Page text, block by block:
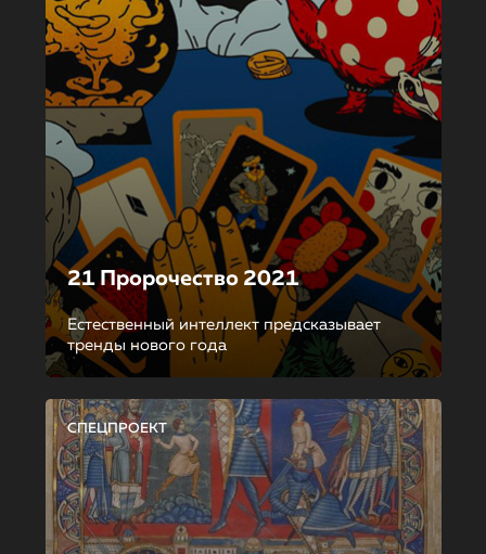
21 Пророчество 2021
Естественный интеллект предсказывает
тренды нового года
СПЕЦПРОЕКТ